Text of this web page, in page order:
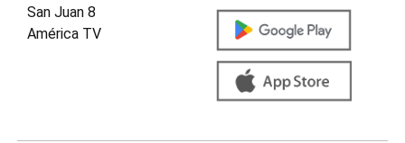
San Juan 8
América TV